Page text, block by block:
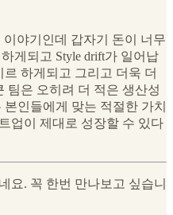
야기인데 갑자기 돈이 너무
게되고 Style drift가 일어납
하게되고 그리고 더욱 더
팀은 오히려 더 적은 생산성
인들에게 맞는 적절한 가치
업이 제대로 성장할 수 있다
요. 꼭 한번 만나보고 싶습니